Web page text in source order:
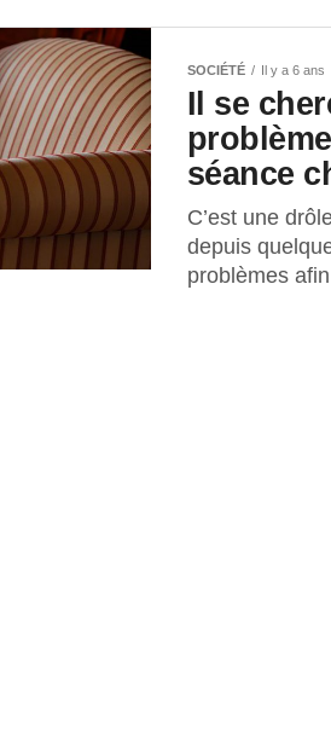
SOCIÉTÉ Il y a 6 ans
Il se
séance
C’est une
depuis
problèmes